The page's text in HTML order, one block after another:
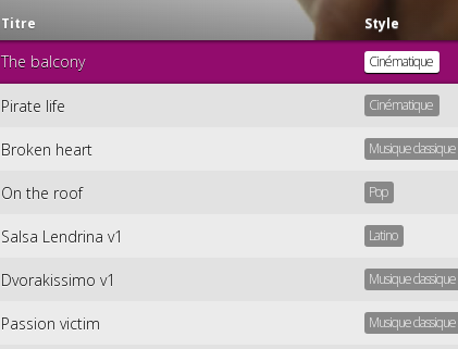
Titre Style
The balcony Cinématique
Pirate life Cinématique
Broken heart Musique classique
On the roof Pop
Salsa Lendrina v1 Latino
Dvorakissimo v1 Musique classique
Passion victim Musique classique